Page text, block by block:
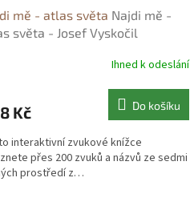
mě - atlas světa Najdi mě -
světa - Josef Vyskočil
Ihned k odeslání
Kč Do košíku
interaktivní zvukové knížce
přes 200 zvuků a názvů ze sedmi
prostředí z…